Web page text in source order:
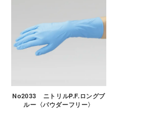
No2033 ニトリルP.F.ロングブ
ルー〈パウダーフリー〉